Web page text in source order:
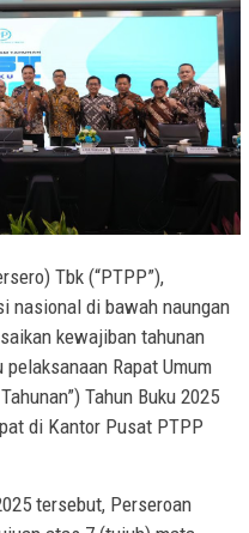
Tbk (“PTPP”),
nasional di bawah naungan
kewajiban tahunan
Rapat Umum
Tahun Buku 2025
di Kantor Pusat PTPP
tersebut, Perseroan